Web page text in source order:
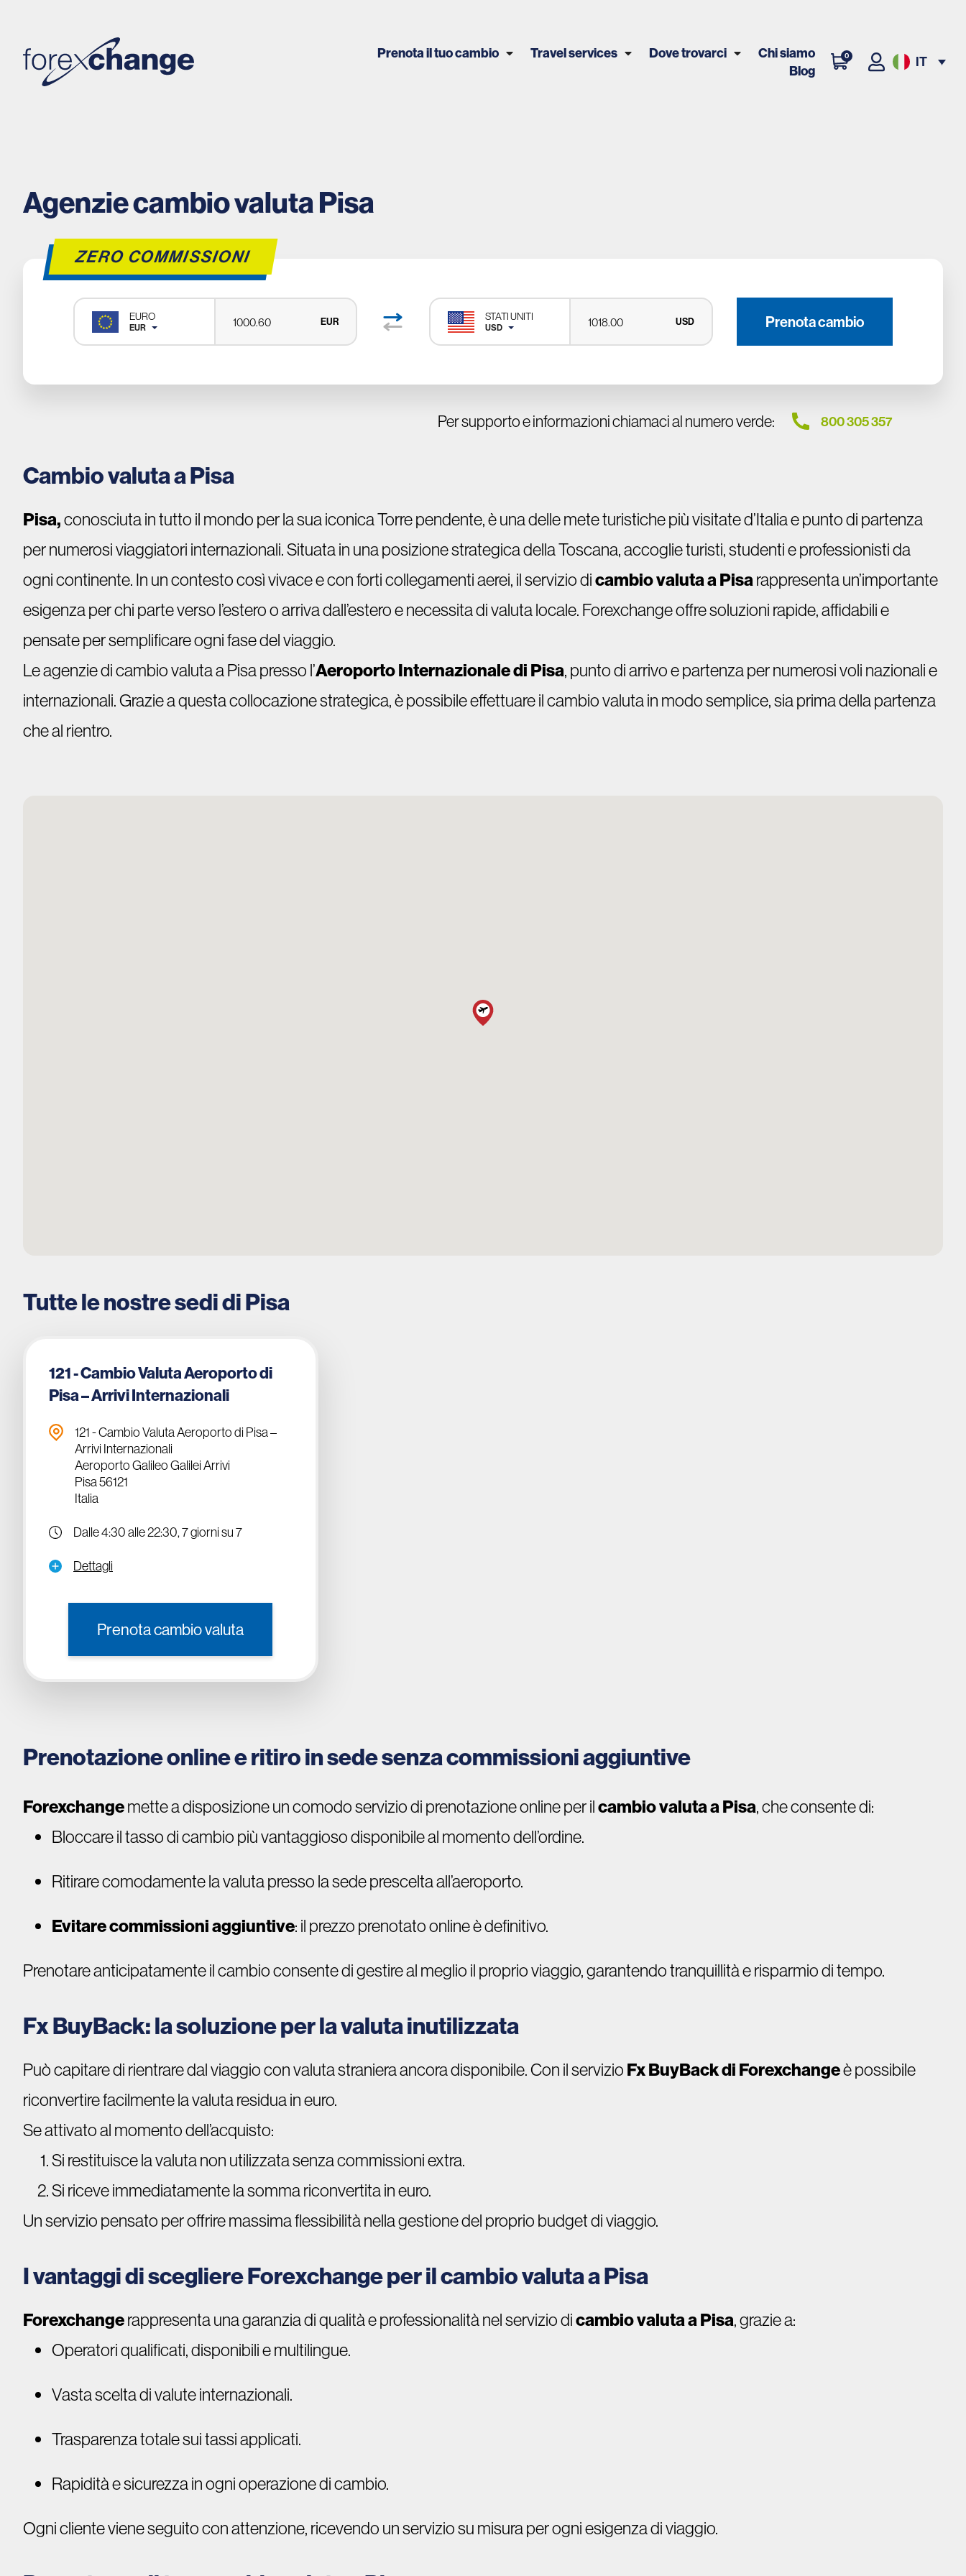
Prenota il tuo cambio Travel services Dove trovarci
Chi siamo
Blog
0 IT
Agenzie cambio valuta Pisa
ZERO COMMISSIONI
EURO
EUR EUR STATI UNITI
USD USD Prenota cambio
Per supporto e informazioni chiamaci al numero verde: 800 305 357
Cambio valuta a Pisa
Pisa,conosciuta in tutto il mondo per la sua iconica Torre pendente, è una delle mete turistiche più visitate d’Italia e punto di partenza
per numerosi viaggiatori internazionali. Situata in una posizione strategica della Toscana, accoglie turisti, studenti e professionisti da
ogni continente. In un contesto così vivace e con forti collegamenti aerei, il servizio dicambio valuta a Pisarappresenta un’importante
esigenza per chi parte verso l’estero o arriva dall’estero e necessita di valuta locale. Forexchange offre soluzioni rapide, affidabili e
pensate per semplificare ogni fase del viaggio.
Le agenzie di cambio valuta a Pisa presso l’Aeroporto Internazionale di Pisa, punto di arrivo e partenza per numerosi voli nazionali e
internazionali. Grazie a questa collocazione strategica, è possibile effettuare il cambio valuta in modo semplice, sia prima della partenza
che al rientro.
Tutte le nostre sedi di Pisa
121 - Cambio Valuta Aeroporto di
Pisa – Arrivi Internazionali
121 - Cambio Valuta Aeroporto di Pisa –
Arrivi Internazionali
Aeroporto Galileo Galilei Arrivi
Pisa 56121
Italia
Dalle 4:30 alle 22:30, 7 giorni su 7
Dettagli
Prenota cambio valuta
Prenotazione online e ritiro in sede senza commissioni aggiuntive
Forexchangemette a disposizione un comodo servizio di prenotazione online per ilcambio valuta a Pisa, che consente di:
Bloccare il tasso di cambio più vantaggioso disponibile al momento dell’ordine.
Ritirare comodamente la valuta presso la sede prescelta all’aeroporto.
Evitare commissioni aggiuntive: il prezzo prenotato online è definitivo.
Prenotare anticipatamente il cambio consente di gestire al meglio il proprio viaggio, garantendo tranquillità e risparmio di tempo.
Fx BuyBack: la soluzione per la valuta inutilizzata
Può capitare di rientrare dal viaggio con valuta straniera ancora disponibile. Con il servizio Fx BuyBack di Forexchangeè possibile
riconvertire facilmente la valuta residua in euro.
Se attivato al momento dell’acquisto:
Si restituisce la valuta non utilizzata senza commissioni extra.
Si riceve immediatamente la somma riconvertita in euro.
Un servizio pensato per offrire massima flessibilità nella gestione del proprio budget di viaggio.
I vantaggi di scegliere Forexchange per il cambio valuta a Pisa
Forexchangerappresenta una garanzia di qualità e professionalità nel servizio dicambio valuta a Pisa, grazie a:
Operatori qualificati, disponibili e multilingue.
Vasta scelta di valute internazionali.
Trasparenza totale sui tassi applicati.
Rapidità e sicurezza in ogni operazione di cambio.
Ogni cliente viene seguito con attenzione, ricevendo un servizio su misura per ogni esigenza di viaggio.